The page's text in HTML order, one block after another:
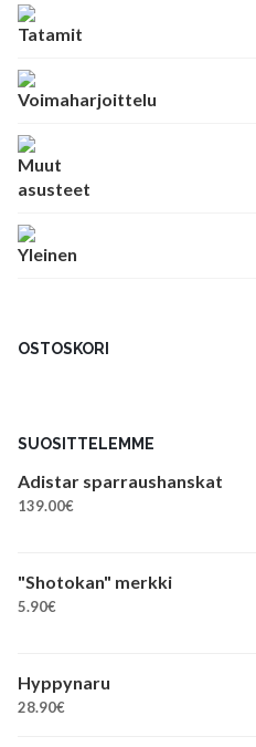
OSTOSKORI
SUOSITTELEMME
Adistar sparraushanskat
139.00€
"Shotokan" merkki
5.90€
Hyppynaru
28.90€